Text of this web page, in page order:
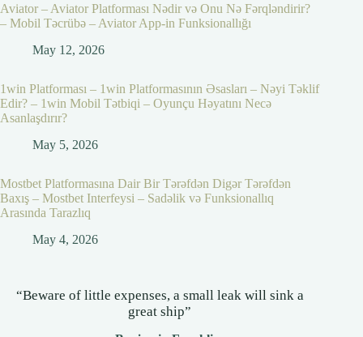
Aviator – Aviator Platforması Nədir və Onu Nə Fərqləndirir?
– Mobil Təcrübə – Aviator App-in Funksionallığı
May 12, 2026
1win Platforması – 1win Platformasının Əsasları – Nəyi Təklif
Edir? – 1win Mobil Tətbiqi – Oyunçu Həyatını Necə
Asanlaşdırır?
May 5, 2026
Mostbet Platformasına Dair Bir Tərəfdən Digər Tərəfdən
Baxış – Mostbet Interfeysi – Sadəlik və Funksionallıq
Arasında Tarazlıq
May 4, 2026
“Beware of little expenses, a small leak will sink a
great ship”